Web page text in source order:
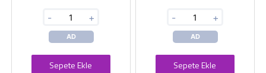
- +
AD
Sepete Ekle
- +
AD
Sepete Ekle